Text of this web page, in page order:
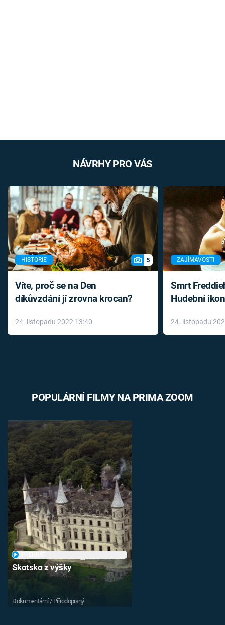
NÁVRHY PRO VÁS
HISTORIE 5
Víte, proč se na Den
díkůvzdání jí zrovna krocan?
24. listopadu 2022 13:40
ZAJÍMAVOSTI
Smrt
Hudební
léky
24. listopadu
POPULÁRNÍ FILMY NA PRIMA ZOOM
Skotsko z výšky
Dokumentární / Přírodopisný